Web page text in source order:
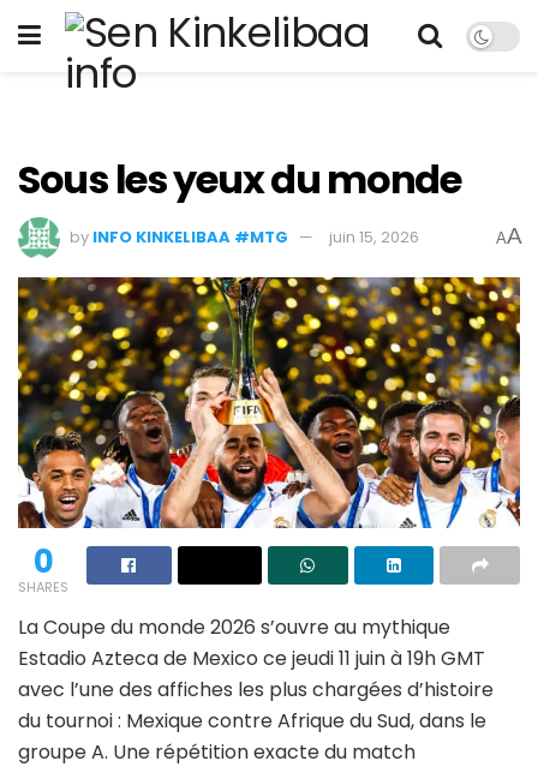
Sous les yeux du monde
by INFO KINKELIBAA #MTG juin 15, 2026 AA
0
SHARES
La Coupe du monde 2026 s’ouvre au mythique
Estadio Azteca de Mexico ce jeudi 11 juin à 19h GMT
avec l’une des affiches les plus chargées d’histoire
du tournoi : Mexique contre Afrique du Sud, dans le
groupe A. Une répétition exacte du match